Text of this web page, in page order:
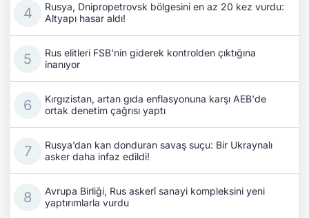
Rusya, Dnipropetrovsk bölgesini en az 20 kez vurdu:
Altyapı hasar aldı!
Rus elitleri FSB'nin giderek kontrolden çıktığına
inanıyor
Kırgızistan, artan gıda enflasyonuna karşı AEB'de
ortak denetim çağrısı yaptı
Rusya’dan kan donduran savaş suçu: Bir Ukraynalı
asker daha infaz edildi!
Avrupa Birliği, Rus askerî sanayi kompleksini yeni
yaptırımlarla vurdu